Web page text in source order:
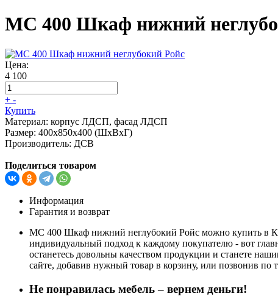
МС 400 Шкаф нижний
Цена:
4 100
+ -
Купить
Материал: корпус ЛДСП, фасад ЛДСП
Размер: 400х850х400 (ШхВхГ)
Производитель: ДСВ
Поделиться товаром
Информация
Гарантия и возврат
МС 400 Шкаф нижний неглубокий Ройс можно купить в
индивидуальный подход к каждому покупателю - вот
останетесь довольны качеством продукции и станете
сайте, добавив нужный товар в корзину, или позвонив по
Не понравилась мебель – вернем деньги!